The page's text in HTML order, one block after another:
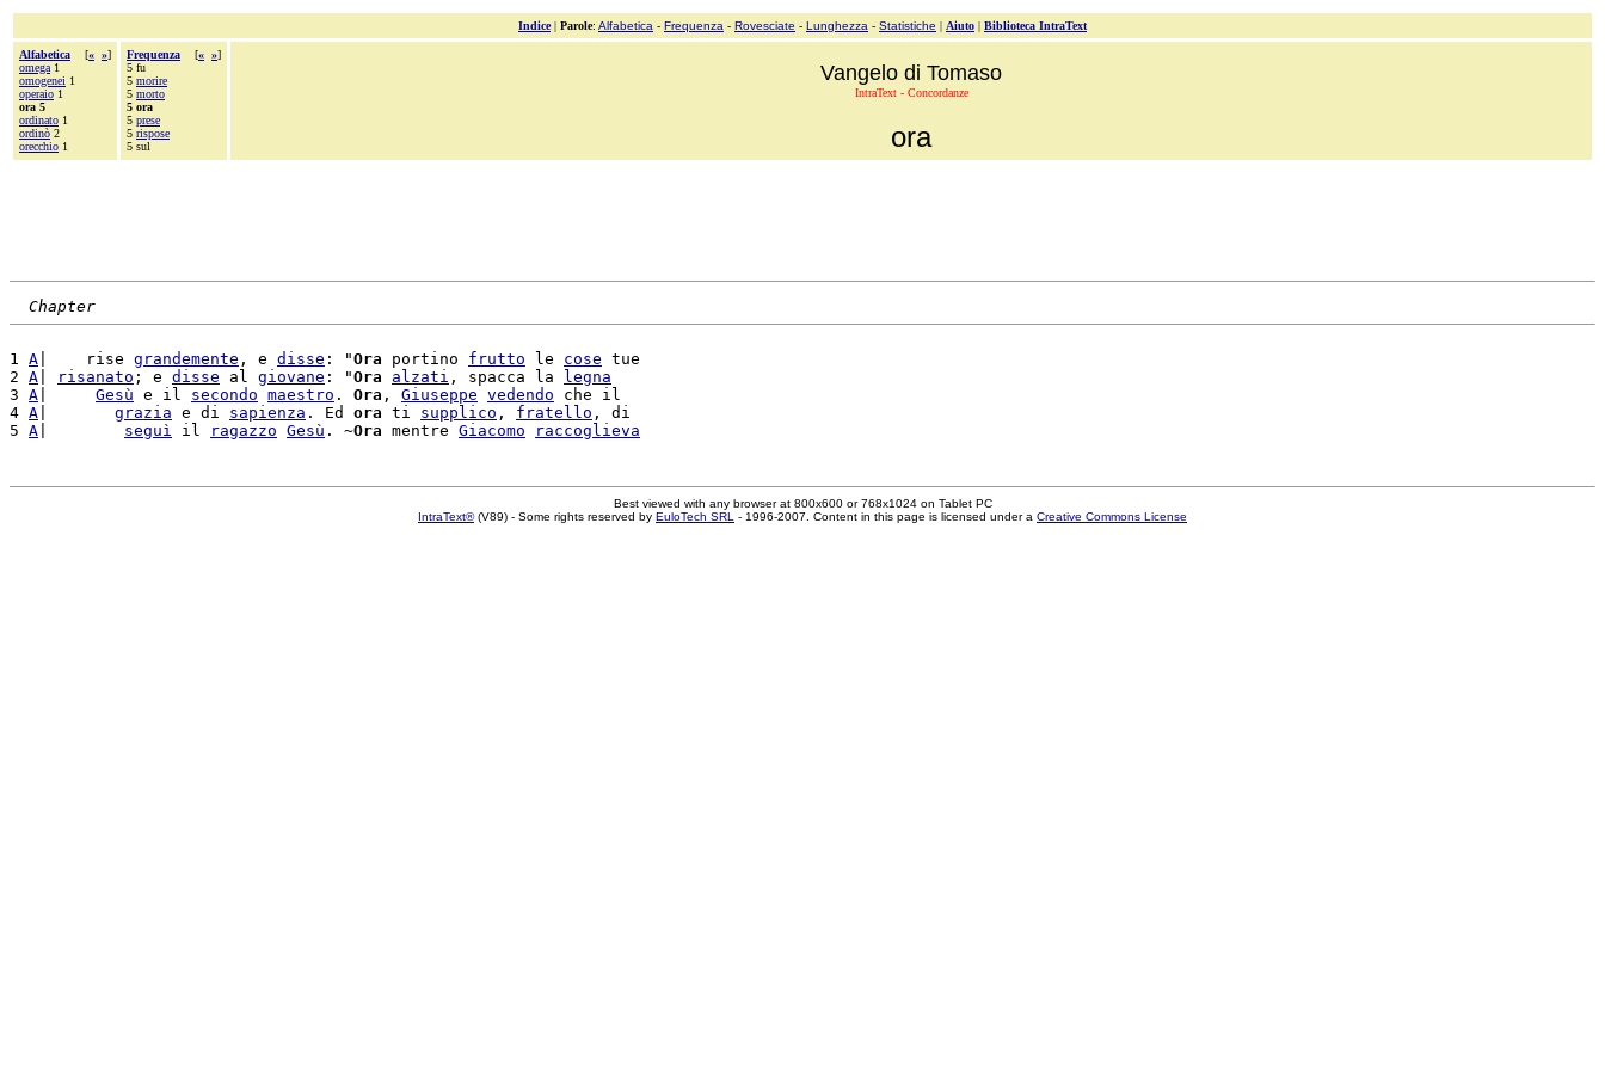
Indice| Parole: Alfabetica - Frequenza - Rovesciate - Lunghezza - Statistiche | Aiuto | Biblioteca IntraText
Alfabetica [« »]
omega 1
omogenei 1
operaio 1
ora 5
ordinato 1
ordinò 2
orecchio 1
Frequenza [« »]
5 fu
5 morire
5 morto
5 ora
5 prese
5 rispose
5 sul
Vangelo di Tomaso
IntraText - Concordanze
ora
Chapter
1 A |    rise grandemente , e disse : "Ora portino frutto le cose tue
2 A risanato ; e disse al giovane : "Ora alzati , spacca la
legna
3 A Gesù e il secondo maestro . Ora , Giuseppe vedendo che il
4 A grazia e di sapienza . Ed ora ti supplico , fratello , di
5 A seguì il ragazzo Gesù . ~Ora mentre Giacomo raccoglieva
Best viewed with any browser at 800x600 or 768x1024 on Tablet PC
IntraText®(V89) - Some rights reserved by EuloTech SRL - 1996-2007. Content in this page is licensed under a Creative Commons License